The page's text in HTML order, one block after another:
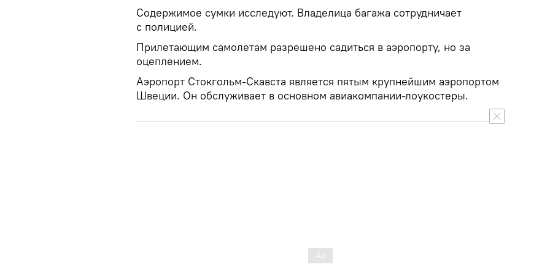
Содержимое сумки исследуют. Владелица багажа сотрудничает
с полицией.
Прилетающим самолетам разрешено садиться в аэропорту, но за
оцеплением.
Аэропорт Стокгольм-Скавста является пятым крупнейшим аэропортом
Швеции. Он обслуживает в основном авиакомпании-лоукостеры.